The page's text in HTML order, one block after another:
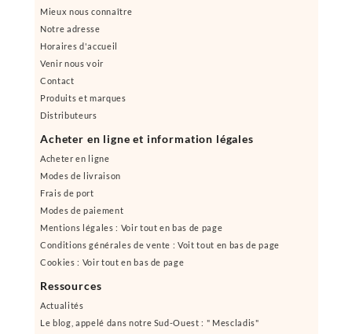
Mieux nous connaître
Notre adresse
Horaires d'accueil
Venir nous voir
Contact
Produits et marques
Distributeurs
Acheter en ligne et information légales
Acheter en ligne
Modes de livraison
Frais de port
Modes de paiement
Mentions légales : Voir tout en bas de page
Conditions générales de vente : Voit tout en bas de page
Cookies : Voir tout en bas de page
Ressources
Actualités
Le blog, appelé dans notre Sud-Ouest : " Mescladis"